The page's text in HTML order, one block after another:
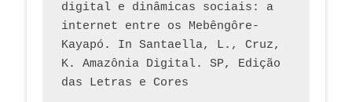
digital e dinâmicas sociais: a
internet entre os Mebêngôre-
Kayapó. In Santaella, L., Cruz,
K. Amazônia Digital. SP, Edição
das Letras e Cores